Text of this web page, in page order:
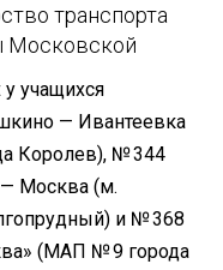
транспорта
Московской
учащихся
— Ивантеевка
Королев), № 344
Москва (м.
и № 368
(МАП № 9 города